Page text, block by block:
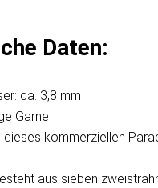
Daten:
ca. 3,8 mm
Garne
dieses kommerziellen
aus sieben